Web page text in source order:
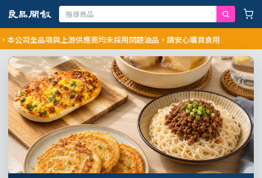
全品項與上游供應商均未採用問題油品，請安心購買食用